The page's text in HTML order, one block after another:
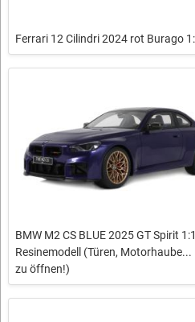
Ferrari 12 Cilindri 2024 rot Burago
BMW M2 CS BLUE 2025 GT Spirit
Resinemodell (Türen, Motorhaube...
zu öffnen!)